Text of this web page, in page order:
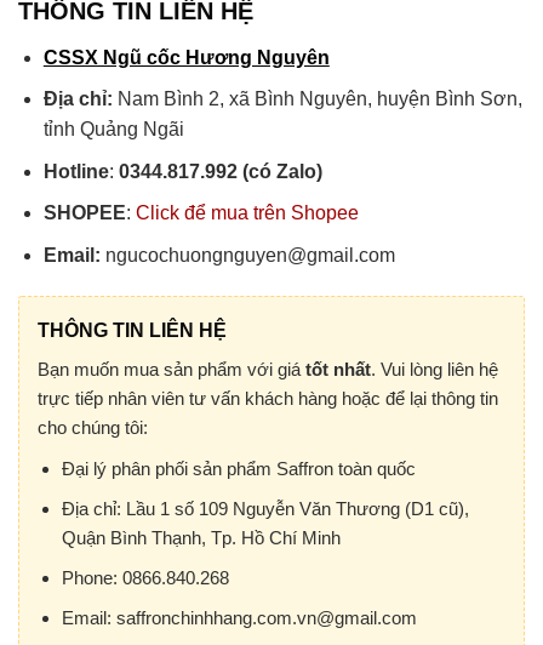
THÔNG TIN LIÊN HỆ
CSSX Ngũ cốc Hương Nguyên
Địa chỉ: Nam Bình 2, xã Bình Nguyên, huyện Bình Sơn,
tỉnh Quảng Ngãi
Hotline: 0344.817.992 (có Zalo)
SHOPEE: Click để mua trên Shopee
Email: ngucochuongnguyen@gmail.com
THÔNG TIN LIÊN HỆ
Bạn muốn mua sản phẩm với giá tốt nhất. Vui lòng liên hệ
trực tiếp nhân viên tư vấn khách hàng hoặc để lại thông tin
cho chúng tôi:
Đại lý phân phối sản phẩm Saffron toàn quốc
Địa chỉ: Lầu 1 số 109 Nguyễn Văn Thương (D1 cũ),
Quận Bình Thạnh, Tp. Hồ Chí Minh
Phone: 0866.840.268
Email: saffronchinhhang.com.vn@gmail.com